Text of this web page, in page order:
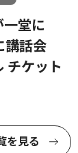
一堂に
講話会
チケット
を見る